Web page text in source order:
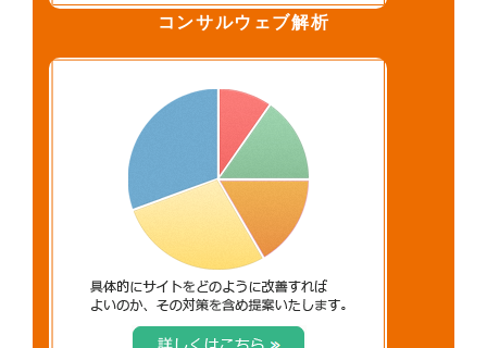
コンサルウェブ解析